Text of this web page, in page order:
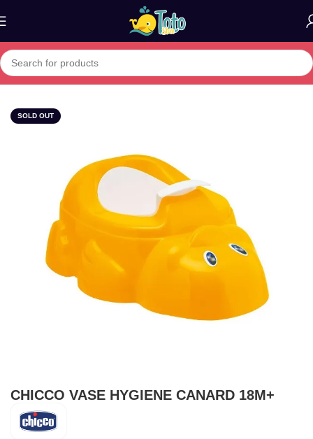
Home»Boutique»CHICCO VASE HYGIENE CANARD 18M+
SOLD OUT
CHICCO VASE HYGIENE CANARD 18M+